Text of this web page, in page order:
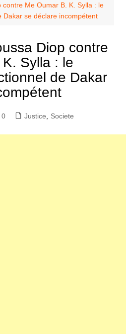
Me Oumar B. K. Sylla : le
Dakar se déclare incompétent
Diop contre
Sylla : le
de Dakar
0 Justice Societe